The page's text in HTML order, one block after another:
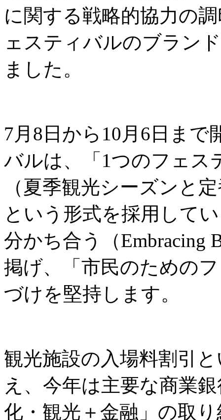
に関する戦略的協力の
ェスティバルのブラン
ました。
7月8日から10月6日ま
バルは、「1つのフェス
（夏季観光シーズンと
という形式を採用して
分かち合う（Embracing
掲げ、「市民のための
づけを堅持します。
観光施設の入場料割引
え、今年は主要な商業
化・観光＋金融」の取